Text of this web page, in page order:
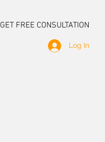
GET FREE CONSULTATION
Log In